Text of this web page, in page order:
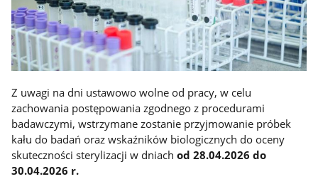
Z uwagi na dni ustawowo wolne od pracy, w celu
zachowania postępowania zgodnego z procedurami
badawczymi, wstrzymane zostanie przyjmowanie próbek
kału do badań oraz wskaźników biologicznych do oceny
skuteczności sterylizacji w dniach od 28.04.2026 do
30.04.2026 r.